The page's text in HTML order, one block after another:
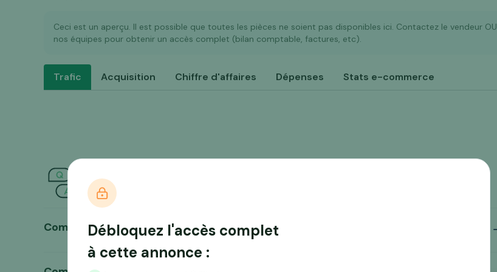
Ceci est un aperçu. Il est possible que toutes les pièces ne soient pas disponibles ici. Contactez le vendeur OU
nos équipes pour obtenir un accès complet (bilan comptable, factures, etc).
Trafic Acquisition Chiffre d'affaires Dépenses Stats e-commerce
Débloquez l'accès complet
à cette annonce :
Des questions ?
Comment Dotmarket vérifie-t-il réellement les dossiers ?